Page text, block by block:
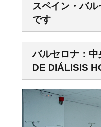
スペイン・バ
です
バルセロナ：
DE DIÁLISIS